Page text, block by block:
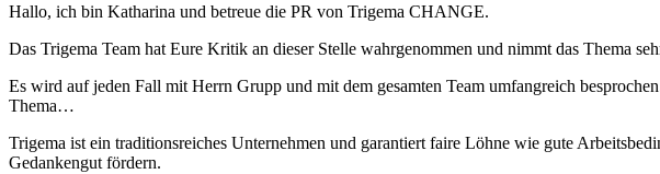
Hallo, ich bin Katharina und betreue die PR von Trigema CHANGE.
Das Trigema Team hat Eure Kritik an dieser Stelle wahrgenommen und nimmt das Thema
Es wird auf jeden Fall mit Herrn Grupp und mit dem gesamten Team umfangreich
Thema…
Trigema ist ein traditionsreiches Unternehmen und garantiert faire Löhne wie gute
Gedankengut fördern.